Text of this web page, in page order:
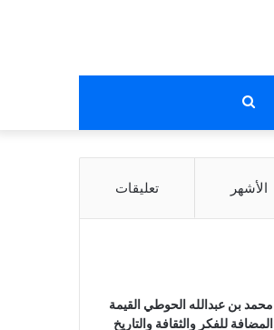
بحث
عن
الأشهر تعليقات
محمد بن عبدالله الحوطي القيمة
المضافة للفكر والثقافة والتاريخ